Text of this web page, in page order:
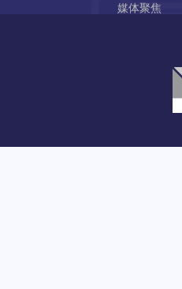
媒体聚焦